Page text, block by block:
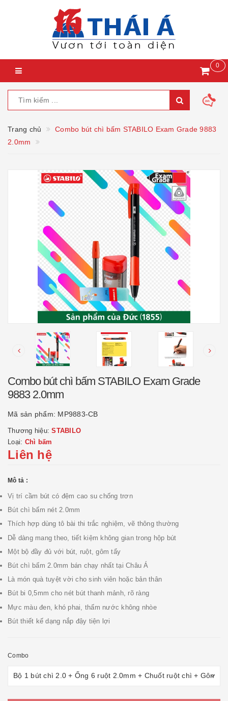
0
Trang chủ
Combo bút chì bấm STABILO Exam Grade 9883
2.0mm
Combo bút chì bấm STABILO Exam Grade
9883 2.0mm
Mã sản phẩm: MP9883-CB
Thương hiệu:STABILO
Loại: Chì bấm
Liên hệ
Mô tả :
Vị trí cầm bút có đệm cao su chống trơn
Bút chì bấm nét 2.0mm
Thích hợp dùng tô bài thi trắc nghiệm, vẽ thông thường
Dễ dàng mang theo, tiết kiệm không gian trong hộp bút
Một bộ đầy đủ với bút, ruột, gôm tẩy
Bút chì bấm 2.0mm bán chạy nhất tại Châu Á
Là món quà tuyệt vời cho sinh viên hoặc bản thân
Bút bi 0,5mm cho nét bút thanh mảnh, rõ ràng
Mực màu đen, khó phai, thấm nước không nhòe
Bút thiết kế dạng nắp đậy tiện lợi
Combo